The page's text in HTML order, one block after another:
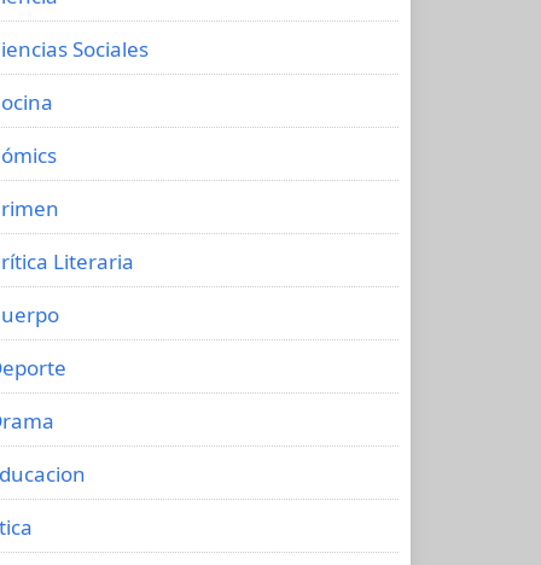
Sociales
Literaria